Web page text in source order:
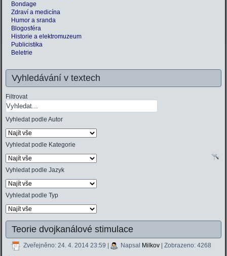
Bondage
Zdraví a medicína
Humor a sranda
Blogosféra
Historie a elektromuzeum
Publicistika
Beletrie
Vyhledávání v textech
Filtrovat
Vyhledat podle Autor
Vyhledat podle Kategorie
Vyhledat podle Jazyk
Vyhledat podle Typ
Teorie dvojkanálové stimulace
Zveřejněno: 24. 4. 2014 23:59 | Napsal Milkov | Zobrazeno: 4268